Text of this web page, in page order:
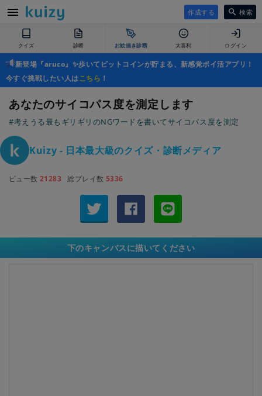
作成する 検索
クイズ 診断 お絵描き診断 大喜利 ログイン
新登場『aruco』✨歩いてビットコインが貯まる、新感覚ポイ活アプリ！
今すぐ挑戦したい人はこちら ！
あなたのサイコパス度を測定します
#考えうる最もギリギリのNGワードを書いてサイコパス度を測定
Kuizy - 日本最大級のクイズ・診断メディア
ビュー数 21283 総プレイ数 5336
下のキャンバスに描いてください